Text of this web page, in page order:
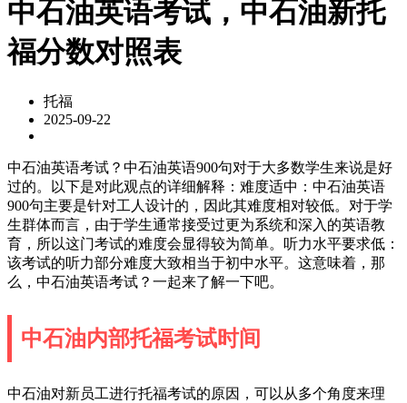
中石油英语考试，中石油新托
福分数对照表
托福
2025-09-22
中石油英语考试？中石油英语900句对于大多数学生来说是好
过的。以下是对此观点的详细解释：难度适中：中石油英语
900句主要是针对工人设计的，因此其难度相对较低。对于学
生群体而言，由于学生通常接受过更为系统和深入的英语教
育，所以这门考试的难度会显得较为简单。听力水平要求低：
该考试的听力部分难度大致相当于初中水平。这意味着，那
么，中石油英语考试？一起来了解一下吧。
中石油内部托福考试时间
中石油对新员工进行托福考试的原因，可以从多个角度来理